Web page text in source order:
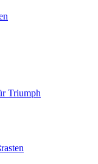
Triumph